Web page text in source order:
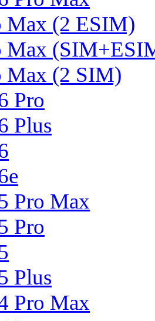
Max (2 ESIM)
Max
Max (2 SIM)
Pro
Plus
Pro Max
Pro
Plus
Pro Max